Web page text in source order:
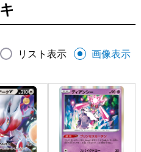
リスト表示 画像表示